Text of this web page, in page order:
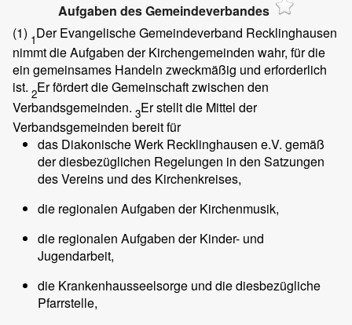
Aufgaben des Gemeindeverbandes
(1) 1Der Evangelische Gemeindeverband Recklinghausen
nimmt die Aufgaben der Kirchengemeinden wahr, für die
ein gemeinsames Handeln zweckmäßig und erforderlich
ist. 2Er fördert die Gemeinschaft zwischen den
Verbandsgemeinden. 3Er stellt die Mittel der
Verbandsgemeinden bereit für
das Diakonische Werk Recklinghausen e.V. gemäß
der diesbezüglichen Regelungen in den Satzungen
des Vereins und des Kirchenkreises,
die regionalen Aufgaben der Kirchenmusik,
die regionalen Aufgaben der Kinder- und
Jugendarbeit,
die Krankenhausseelsorge und die diesbezügliche
Pfarrstelle,